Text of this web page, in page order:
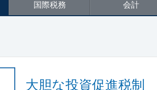
国際税務 会計
大胆な投資促進税制